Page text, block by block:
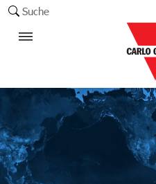
Suche